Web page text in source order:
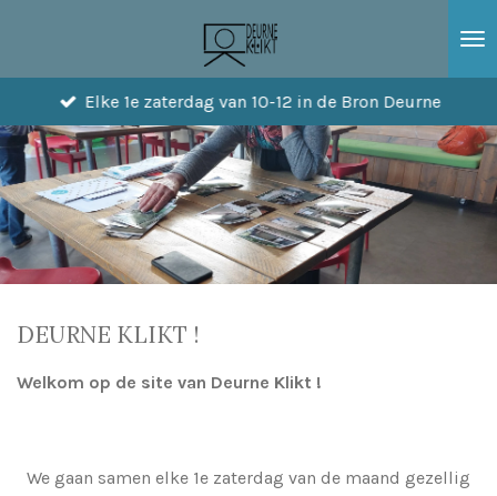
hoofdinhoud
Elke 1e zaterdag van 10-12 in de Bron Deurne
DEURNE KLIKT !
Welkom op de site van Deurne Klikt !
We gaan samen elke 1e zaterdag van de maand gezellig